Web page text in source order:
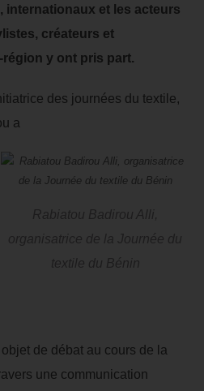
internationaux et les acteurs
créateurs et
y ont pris part.
des journées du textile,
a
Rabiatou Badirou Alli,
organisatrice de la Journée du
textile du Bénin
de débat au cours de la
une communication